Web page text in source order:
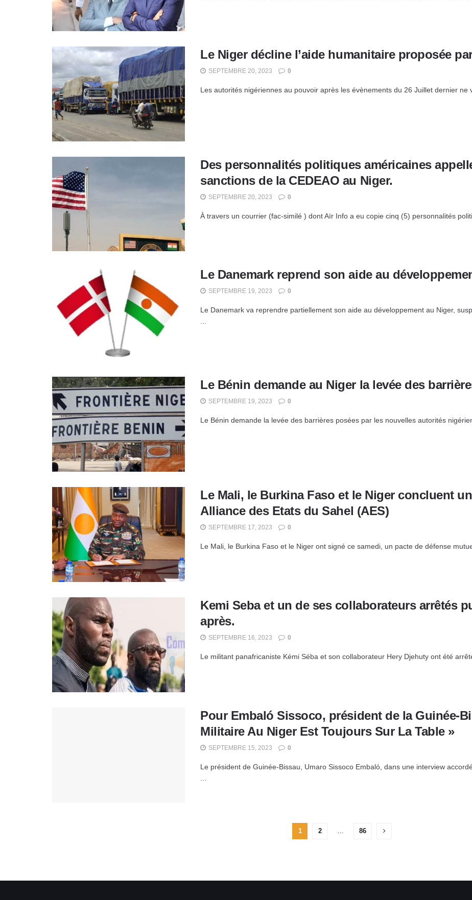
Le Niger décline l’aide humanitaire proposée
SEPTEMBRE 20, 2023 0
Les autorités nigériennes au pouvoir après les évènements du 26 Juillet dernier ne
Des personnalités politiques américaines
sanctions de la CEDEAO au Niger.
SEPTEMBRE 20, 2023 0
À travers un courrier (fac-similé ) dont Aïr Info a eu copie cinq (5) personnalités
Le Danemark reprend son aide au
SEPTEMBRE 19, 2023 0
Le Danemark va reprendre partiellement son aide au développement au Niger,
...
Le Bénin demande au Niger la levée des
SEPTEMBRE 19, 2023 0
Le Bénin demande la levée des barrières posées par les nouvelles autorités
Le Mali, le Burkina Faso et le Niger concluent
Alliance des Etats du Sahel (AES)
SEPTEMBRE 17, 2023 0
Le Mali, le Burkina Faso et le Niger ont signé ce samedi, un pacte de défense
Kemi Seba et un de ses collaborateurs arrêtés
après.
SEPTEMBRE 16, 2023 0
Le militant panafricaniste Kémi Séba et son collaborateur Hery Djehuty ont été
Pour Embaló Sissoco, président de la Guinée-
Militaire Au Niger Est Toujours Sur La Table »
SEPTEMBRE 15, 2023 0
Le président de Guinée-Bissau, Umaro Sissoco Embaló, dans une interview
1 2 86